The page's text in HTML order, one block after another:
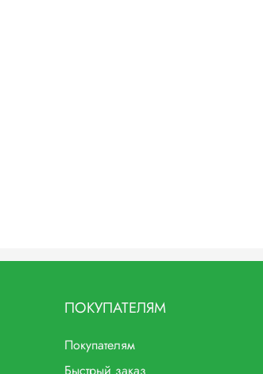
ПОКУПАТЕЛЯМ
Покупателям
Быстрый заказ